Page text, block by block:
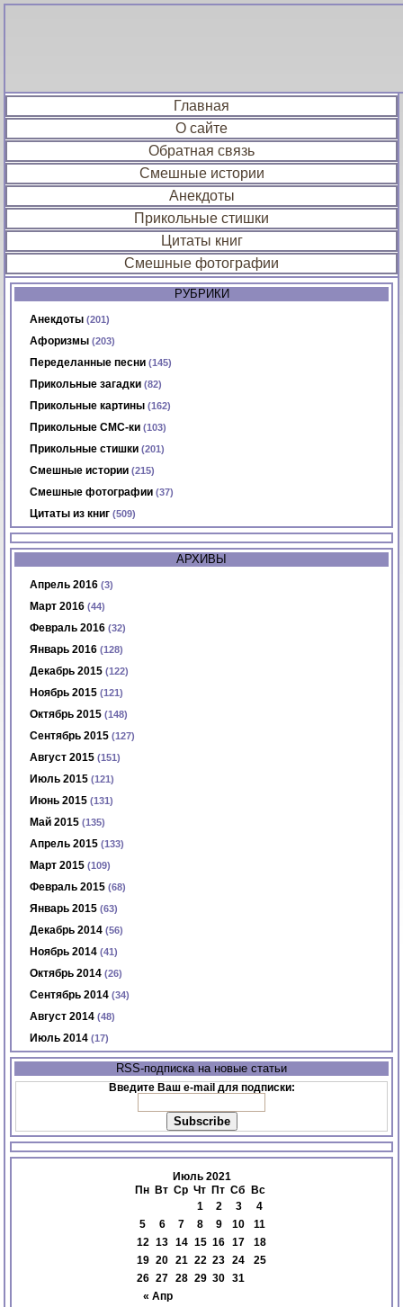
Главная
О сайте
Обратная связь
Смешные истории
Анекдоты
Прикольные стишки
Цитаты книг
Смешные фотографии
РУБРИКИ
Анекдоты (201)
Афоризмы (203)
Переделанные песни (145)
Прикольные загадки (82)
Прикольные картины (162)
Прикольные СМС-ки (103)
Прикольные стишки (201)
Смешные истории (215)
Смешные фотографии (37)
Цитаты из книг (509)
АРХИВЫ
Апрель 2016 (3)
Март 2016 (44)
Февраль 2016 (32)
Январь 2016 (128)
Декабрь 2015 (122)
Ноябрь 2015 (121)
Октябрь 2015 (148)
Сентябрь 2015 (127)
Август 2015 (151)
Июль 2015 (121)
Июнь 2015 (131)
Май 2015 (135)
Апрель 2015 (133)
Март 2015 (109)
Февраль 2015 (68)
Январь 2015 (63)
Декабрь 2014 (56)
Ноябрь 2014 (41)
Октябрь 2014 (26)
Сентябрь 2014 (34)
Август 2014 (48)
Июль 2014 (17)
RSS-подписка на новые статьи
Введите Ваш e-mail для подписки:
Июль 2021
Пн
Вт Ср Чт Пт Сб Вс
« Апр
1 2 3
4
5
6 7 8 9 10
11
12 13 14 15 16 17
18
19 20 21 22 23 24
25
26 27 28 29 30 31